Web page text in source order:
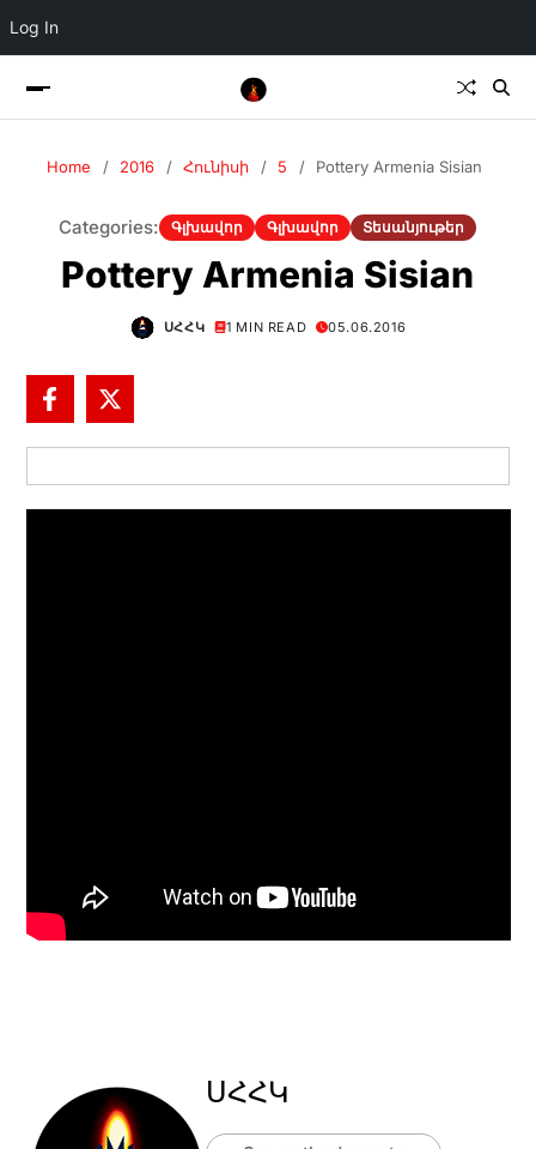
Log In
Home 2016 Հունիսի 5 Pottery Armenia Sisian
Categories: Գլխավոր Գլխավոր Տեսանյութեր
Pottery Armenia Sisian
ՍՀՀԿ 1 MIN READ 05.06.2016
ՍՀՀԿ